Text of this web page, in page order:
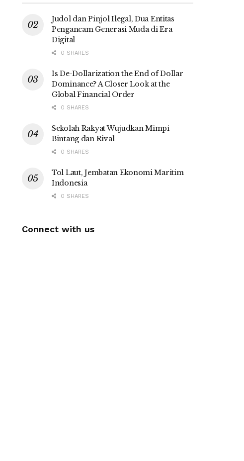
Judol dan Pinjol Ilegal, Dua Entitas
Pengancam Generasi Muda di Era
Digital
0 SHARES
Is De-Dollarization the End of Dollar
Dominance? A Closer Look at the
Global Financial Order
0 SHARES
Sekolah Rakyat Wujudkan Mimpi
Bintang dan Rival
0 SHARES
Tol Laut, Jembatan Ekonomi Maritim
Indonesia
0 SHARES
Connect with us